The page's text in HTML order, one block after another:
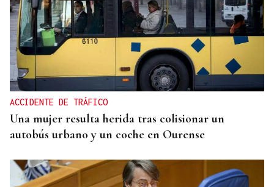
MEDICINA FÍSICA Y REHABILITACIÓN
Lucía Ros Dopico, médico especialista: “Mi sueño
es cambiar el paradigma de la discapacidad
infantil”
ACCIDENTE DE TRÁFICO
Una mujer resulta herida tras colisionar un
autobús urbano y un coche en Ourense